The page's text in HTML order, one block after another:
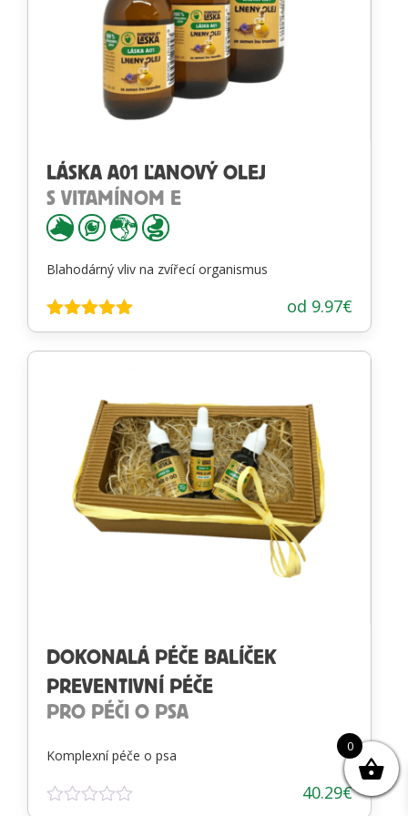
LÁSKA A01 ĽANOVÝ OLEJ
S VITAMÍNOM E
Blahodárný vliv na zvířecí organismus
Hodnotenie
5.00z 5
od 9.97€
DOKONALÁ PÉČE BALÍČEK
PREVENTIVNÍ PÉČE
PRO PÉČI O PSA
Komplexní péče o psa
40.29€
0